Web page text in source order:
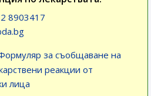
8903417
за съобщаване на
реакции от
лица